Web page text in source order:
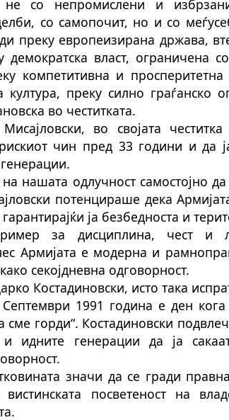
не со непромислени и
со самопочит, но и со
преку европеизирана држава,
демократска власт, ограничена
компетитивна и просперитетна
преку силно граѓанско
во честитката.
во својата
чин пред 33 години и да
нашата одлучност самостојно
потенцираше дека
ја безбедноста и
пример за дисциплина, чест и
Армијата е модерна и
секојдневна одговорност.
Костадиновски, исто така
1991 година е ден кога
горди“. Костадиновски
идните генерации да ја
значи да се гради
посветеност на